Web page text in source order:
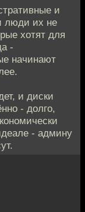
и
люди их не
хотят для
-
начинают
и диски
- долго,
- админу